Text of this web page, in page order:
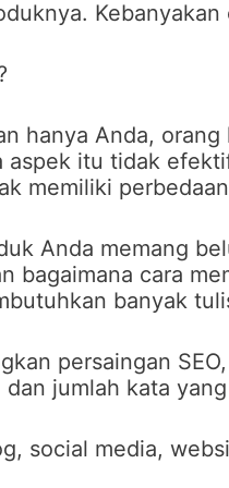
hanya Anda,
aspek itu tidak
memiliki
Anda memang
bagaimana cara
banyak
persaingan
dan jumlah kata
social media,